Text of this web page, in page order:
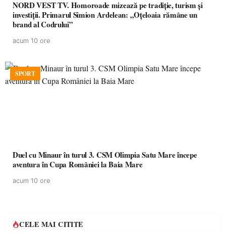
NORD VEST TV. Homoroade mizează pe tradiție, turism și
investiții. Primarul Simion Ardelean: „Oțeloaia rămâne un
brand al Codrului”
acum 10 ore
SPORT
Duel cu Minaur în turul 3. CSM Olimpia Satu Mare începe
aventura în Cupa României la Baia Mare
acum 10 ore
CELE MAI CITITE